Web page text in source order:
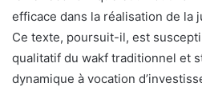
efficace dans la réalisation de la
Ce texte, poursuit-il, est
qualitatif du wakf traditionnel et
dynamique à vocation